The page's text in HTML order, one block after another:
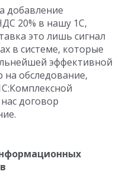
добавление
20% в нашу 1С,
это лишь сигнал
в системе, которые
эффективной
обследование,
договор